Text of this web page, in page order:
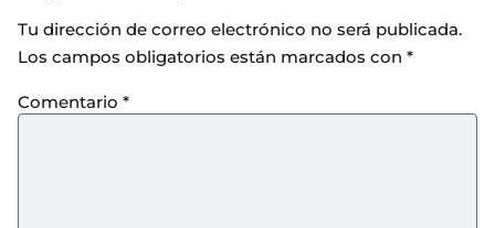
Tu dirección de correo electrónico no será publicada.
Los campos obligatorios están marcados con *
Comentario *